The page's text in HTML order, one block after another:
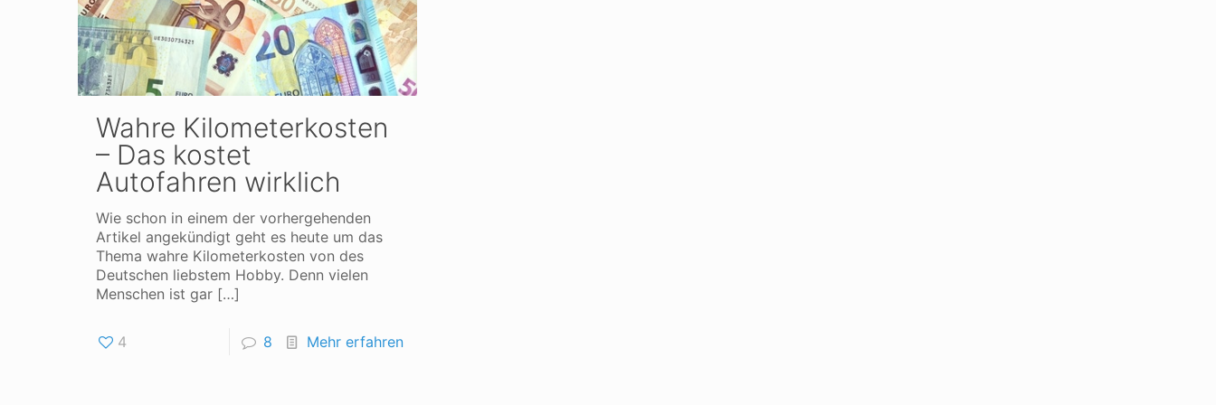
Wahre Kilometerkosten
– Das kostet
Autofahren wirklich
Wie schon in einem der vorhergehenden
Artikel angekündigt geht es heute um das
Thema wahre Kilometerkosten von des
Deutschen liebstem Hobby. Denn vielen
Menschen ist gar[…]
4 8 Mehr erfahren